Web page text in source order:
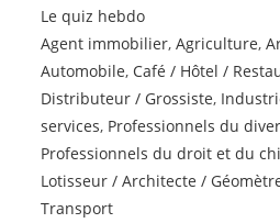
Le quiz hebdo
Agent immobilier,Agriculture,
Automobile, Café / Hôtel /
Distributeur / Grossiste,
services, Professionnels du
Professionnels du droit et du
Lotisseur / Architecte /
Transport